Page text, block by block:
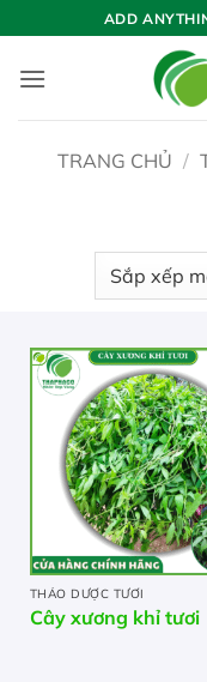
qua
nội
ADD
TRANG CHỦ /
THẢO DƯỢC TƯƠI
Cây xương khỉ tươi